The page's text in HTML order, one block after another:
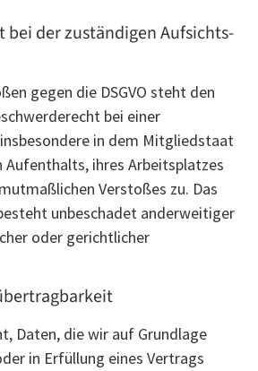
bei der zuständigen Aufsichts­
gegen die DSGVO steht den
bei einer
in dem Mitgliedstaat
Aufenthalts, ihres Arbeitsplatzes
Verstoßes zu. Das
unbeschadet anderweitiger
oder gerichtlicher
Daten, die wir auf Grundlage
in Erfüllung eines Vertrags